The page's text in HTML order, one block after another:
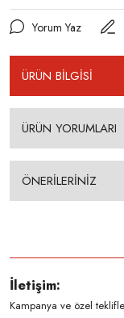
Yorum Yaz
ÜRÜN BİLGİSİ
ÜRÜN YORUMLARI
ÖNERİLERİNİZ
İletişim:
Kampanya ve özel